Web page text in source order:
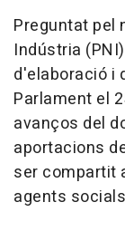
Preguntat pel
Indústria
d'elaboració i
Parlament el
avanços del
aportacions
ser compartit
agents